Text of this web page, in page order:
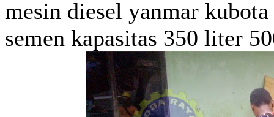
mesin diesel yanmar
semen kapasitas 350 liter